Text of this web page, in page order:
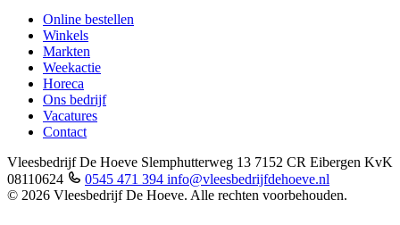
Online bestellen
Winkels
Markten
Weekactie
Horeca
Ons bedrijf
Vacatures
Contact
Vleesbedrijf De Hoeve Slemphutterweg 13 7152 CR Eibergen KvK
08110624
0545 471 394 info@vleesbedrijfdehoeve.nl
© 2026 Vleesbedrijf De Hoeve. Alle rechten voorbehouden.